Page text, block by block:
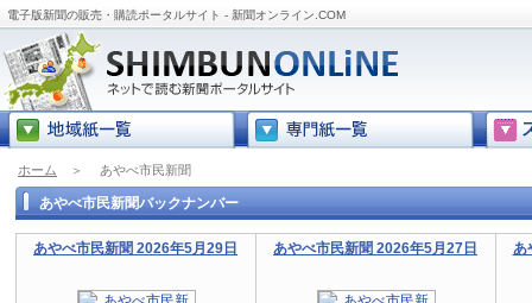
電子版新聞の販売・購読ポータルサイト - 新聞オンライン.COM
ホーム ＞ あやべ市民新聞
あやべ市民新聞バックナンバー
あやべ市民新聞 2026年5月29日 あやべ市民新聞 2026年5月27日 あ